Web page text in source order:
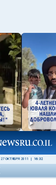
27 ОКТЯБРЯ 2011 16:32